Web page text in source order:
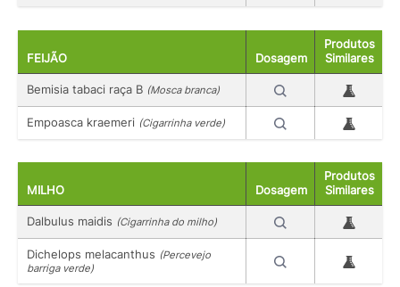
FEIJÃO Dosagem
Produtos
Similares
Bemisia tabaci raça B (Mosca branca)
Empoasca kraemeri (Cigarrinha verde)
MILHO Dosagem
Produtos
Similares
Dalbulus maidis (Cigarrinha do milho)
Dichelops melacanthus (Percevejo
barriga verde)